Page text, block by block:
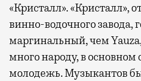
«Кристалл». «Кристалл»,
винно-водочного завода,
маргинальный, чем
много народу, в основном
молодежь. Музыкантов